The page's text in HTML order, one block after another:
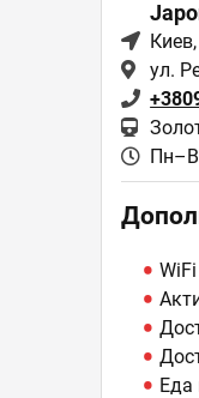
Киев
ул.
WiFi
Еда